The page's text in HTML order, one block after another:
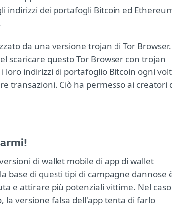
indirizzi dei portafogli Bitcoin ed
da una versione trojan di Tor Browser.
scaricare questo Tor Browser con trojan
loro indirizzi di portafoglio Bitcoin ogni
transazioni. Ciò ha permesso ai creatori
di wallet mobile di app di wallet
base di questi tipi di campagne dannose
e attirare più potenziali vittime. Nel caso
la versione falsa dell'app tenta di farlo